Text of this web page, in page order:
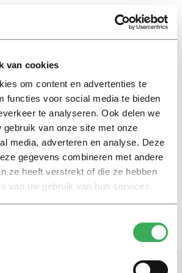
van cookies
om content en advertenties te
functies voor social media te bieden
te analyseren. Ook delen we
gebruik van onze site met onze
media, adverteren en analyse. Deze
gegevens combineren met andere
ze heeft verstrekt of die ze hebben
van uw gebruik van hun services.
EN
Nieuws
Unihockeyend het nieuwe jaar
in
06 januari 2016